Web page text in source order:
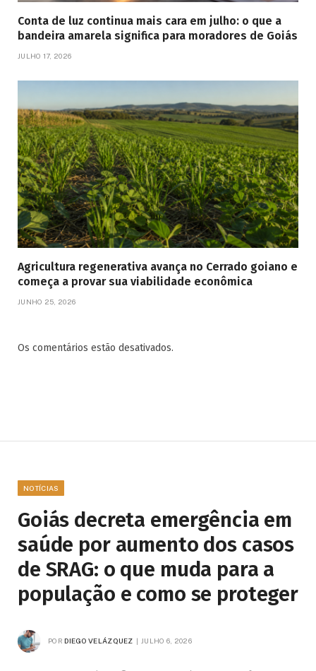
Conta de luz continua mais cara em julho: o que a
bandeira amarela significa para moradores de Goiás
JULHO 17, 2026
Agricultura regenerativa avança no Cerrado goiano e
começa a provar sua viabilidade econômica
JUNHO 25, 2026
Os comentários estão desativados.
NOTÍCIAS
Goiás decreta emergência em
saúde por aumento dos casos
de SRAG: o que muda para a
população e como se proteger
POR DIEGO VELÁZQUEZ JULHO 6, 2026